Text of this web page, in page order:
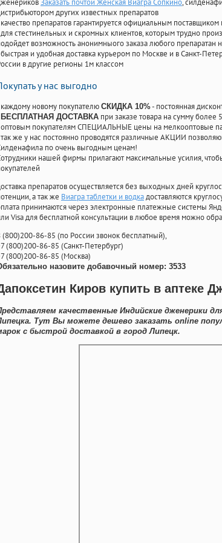
Заказать почтой Женская Виагра Сопкино,
других известных препаратов
препаратов гарантируется официальным
стестинельных и скромных клиентов, которым трудно
возможность анонимныого заказа любого препаратан
и удобная доставка курьером по Москве и в Санкт-
в другие регионы 1м классом
у нас выгодно
новому покупателю СКИДКА 10%- постоянная
БЕСПЛАТНАЯ ДОСТАВКА при заказе товара на сумму более
покупателям СПЕЦИАЛЬНЫЕ цены на мелкооптовые
же у нас постоянно проводятся различные АКЦИИ
по очень выгодным ценам!
нашей фирмы прилагают максимальные усилия,
препаратов осуществляется без выходных дней
а так же Виагра таблетки и водкадоставляются
принимаются через электронные платежные системы
Visa для бесплатной консультации в любое время можно
(800)200-86-85 (по России звонок бесплатный),
(800)200-86-85 (Санкт-Петербург)
(800)200-86-85 (Москва)
назовите добавочный номер: 3533
Киров купить в аптеке
качественные Индийские дженерики
Тут Вы можете дешево заказать online
с быстрой доставкой в город Липецк.